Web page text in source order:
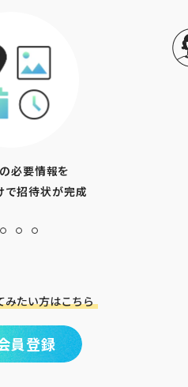
必要情報を
で招待状が完成
みたい方はこちら
員登録